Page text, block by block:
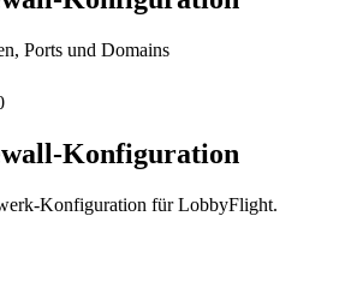
Ports und Domains
Konfiguration
Konfiguration für LobbyFlight.